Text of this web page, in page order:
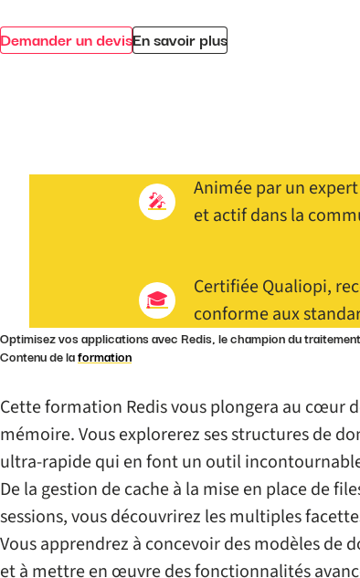
Demander un devisEn savoir plus
🎤
Animée par un
et actif dans la
🎓
Certifiée Qualiopi,
conforme aux
Contenu de laformation
Optimisez vos applications avec Redis, le champion du
Cette formation Redis vous plongera au cœur
mémoire. Vous explorerez ses structures de
ultra-rapide qui en font un outil
De la gestion de cache à la mise en place de
sessions, vous découvrirez les multiples
Vous apprendrez à concevoir des modèles de
et à mettre en œuvre des fonctionnalités